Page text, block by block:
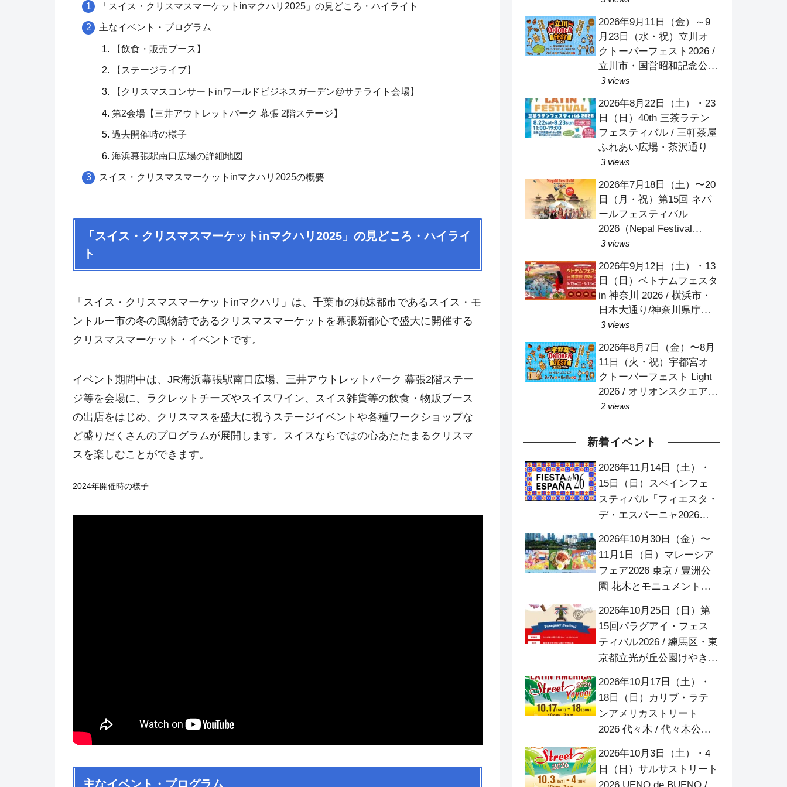
「スイス・クリスマスマーケットinマクハリ2025」の見どころ・ハイライト
主なイベント・プログラム
【飲食・販売ブース】
【ステージライブ】
【クリスマスコンサートinワールドビジネスガーデン@サテライト会場】
第2会場【三井アウトレットパーク 幕張 2階ステージ】
過去開催時の様子
海浜幕張駅南口広場の詳細地図
スイス・クリスマスマーケットinマクハリ2025の概要
「スイス・クリスマスマーケットinマクハリ2025」の見どころ・ハイライ
ト
「スイス・クリスマスマーケットinマクハリ」は、千葉市の姉妹都市であるスイス・モ
ントルー市の冬の風物詩であるクリスマスマーケットを幕張新都心で盛大に開催する
クリスマスマーケット・イベントです。
イベント期間中は、JR海浜幕張駅南口広場、三井アウトレットパーク 幕張2階ステー
ジ等を会場に、ラクレットチーズやスイスワイン、スイス雑貨等の飲食・物販ブース
の出店をはじめ、クリスマスを盛大に祝うステージイベントや各種ワークショップな
ど盛りだくさんのプログラムが展開します。スイスならではの心あたたまるクリスマ
スを楽しむことができます。
2024年開催時の様子
主なイベント・プログラム
2026年9月11日（金）～9
月23日（水・祝）立川オ
クトーバーフェスト2026 /
立川市・国営昭和記念公園
花みどり文化センター ゆ
3 views
2026年8月22日（土）・23
日（日）40th 三茶ラテン
フェスティバル / 三軒茶屋
ふれあい広場・茶沢通り
3 views
2026年7月18日（土）〜20
日（月・祝）第15回 ネパ
ールフェスティバル
2026（Nepal Festival
Tokyo 2026）/ お台場・潮
3 views
2026年9月12日（土）・13
日（日）ベトナムフェスタ
in 神奈川 2026 / 横浜市・
日本大通り/神奈川県庁本
庁舎/象の鼻パーク
3 views
2026年8月7日（金）〜8月
11日（火・祝）宇都宮オ
クトーバーフェスト Light
2026 / オリオンスクエア
（宇都宮市オリオン市民広
2 views
新着イベント
2026年11月14日（土）・
15日（日）スペインフェ
スティバル「フィエスタ・
デ・エスパーニャ2026」/
2026年10月30日（金）〜
11月1日（日）マレーシア
フェア2026 東京 / 豊洲公
園 花木とモニュメント広
2026年10月25日（日）第
15回パラグアイ・フェス
ティバル2026 / 練馬区・東
京都立光が丘公園けやき広
2026年10月17日（土）・
18日（日）カリブ・ラテ
ンアメリカストリート
2026 代々木 / 代々木公園
2026年10月3日（土）・4
日（日）サルサストリート